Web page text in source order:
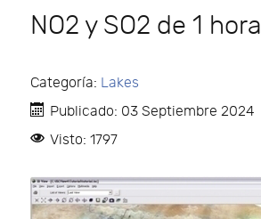
NO2 y SO2 de 1 hora
Categoría: Lakes
Publicado: 03 Septiembre 2024
Visto: 1797